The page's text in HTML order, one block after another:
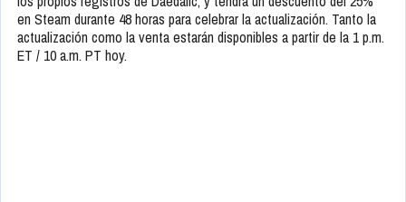
en Steam durante 48 horas para celebrar la actualización. Tanto la
actualización como la venta estarán disponibles a partir de la 1 p.m.
ET / 10 a.m. PT hoy.